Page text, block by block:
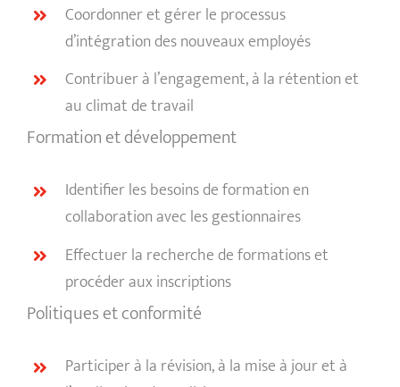
Coordonner et gérer le processus
d’intégration des nouveaux employés
Contribuer à l’engagement, à la rétention et
au climat de travail
Formation et développement
Identifier les besoins de formation en
collaboration avec les gestionnaires
Effectuer la recherche de formations et
procéder aux inscriptions
Politiques et conformité
Participer à la révision, à la mise à jour et à